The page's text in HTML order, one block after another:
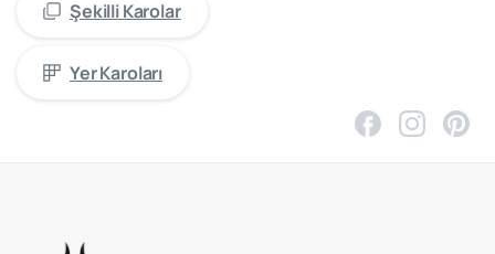
Şekilli Karolar
Yer Karoları